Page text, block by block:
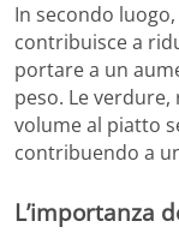
In secondo luogo,
contribuisce a
portare a un
peso. Le verdure,
volume al piatto
contribuendo a
L’importanza